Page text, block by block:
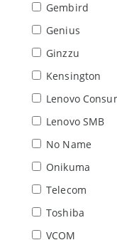
Gembird
Genius
Ginzzu
Kensington
Lenovo
Lenovo SMB
No Name
Onikuma
Telecom
Toshiba
VCOM